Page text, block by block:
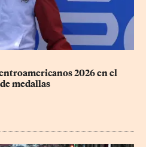
2026 en el
medallas